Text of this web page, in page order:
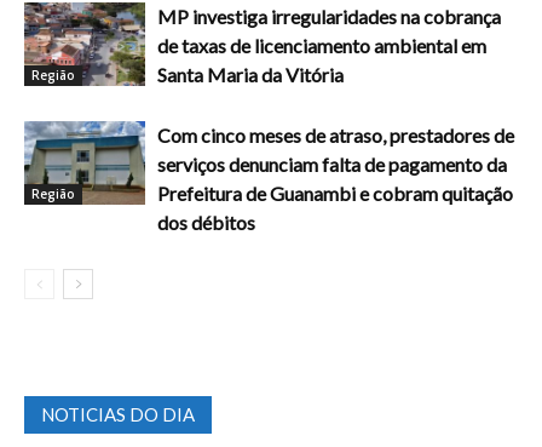
Região
MP investiga irregularidades na cobrança
de taxas de licenciamento ambiental em
Santa Maria da Vitória
Região
Com cinco meses de atraso, prestadores de
serviços denunciam falta de pagamento da
Prefeitura de Guanambi e cobram quitação
dos débitos
NOTICIAS DO DIA